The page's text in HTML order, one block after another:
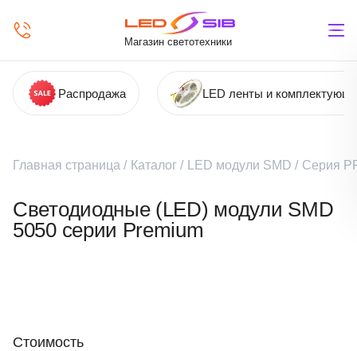
Магазин светотехники
Распродажа LED ленты и
Главная страница / Каталог / LED модули SMD / Серия
Светодиодные (LED) модули SMD
5050 серии Premium
Стоимость